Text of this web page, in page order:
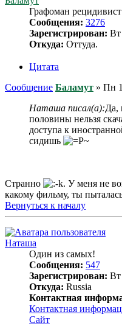
Графоман рецидивист
Сообщения: 3276
Зарегистрирован: Вт
Откуда: Оттуда.
Цитата
Сообщение Баламут » Пн
Наташа писал(а):Да,
половины нельзя
доступа к
сидишь
Странно
. У меня не
какому фильму, ты
Вернуться к началу
Наташа
Один из самых!
Сообщения: 547
Зарегистрирован: Вт
Откуда: Russia
Контактная
Контактная
Сайт